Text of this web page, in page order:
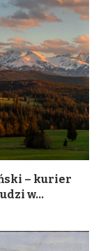
– kurier
w...